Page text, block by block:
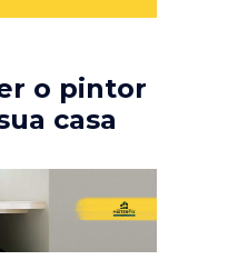
o pintor
casa